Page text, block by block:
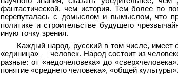
фантастической, чем история. Тем более по
перепуталась с домыслом и вымыслом, что
политике и строительстве будущего
иную точку зрения.
Каждый народ, русский в том числе,
«единица» — человек. Народ состоит из
разные: от «недочеловека» до
понятие «среднего человека», «общей культуры».